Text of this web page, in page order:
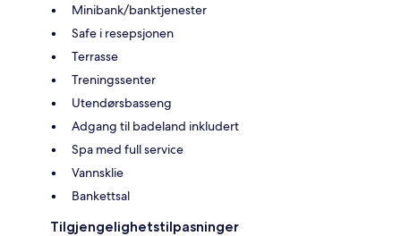
Minibank/banktjenester
Safe i resepsjonen
Terrasse
Treningssenter
Utendørsbasseng
Adgang til badeland inkludert
Spa med full service
Vannsklie
Bankettsal
Tilgjengelighetstilpasninger